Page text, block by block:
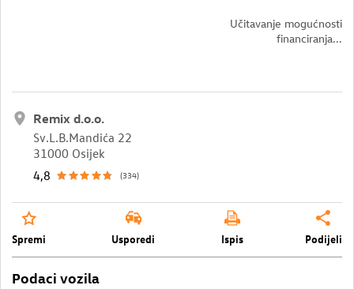
Učitavanje mogućnosti
financiranja...
Remix d.o.o.
Sv.L.B.Mandića 22
31000 Osijek
4,8
(334)
Spremi Usporedi Ispis Podijeli
Podaci vozila